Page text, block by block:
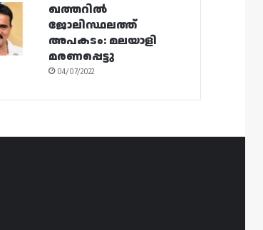
ഖത്തറിൽ
ജോലിസ്ഥലത്ത്
അപകടം: മലയാളി
മരണപ്പെട്ടു
04/07/2022